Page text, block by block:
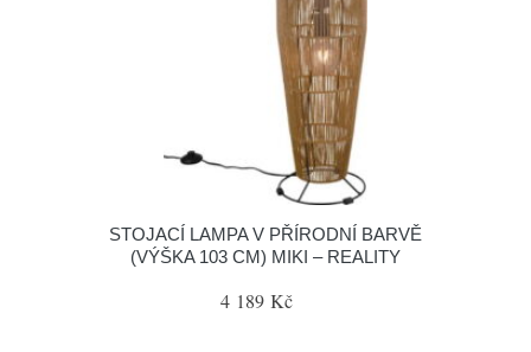
STOJACÍ LAMPA V PŘÍRODNÍ BARVĚ
(VÝŠKA 103 CM) MIKI – REALITY
4 189 Kč